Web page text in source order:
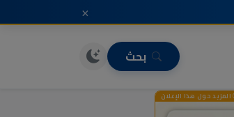
×
بحث
المزيد حول هذا الإعلان